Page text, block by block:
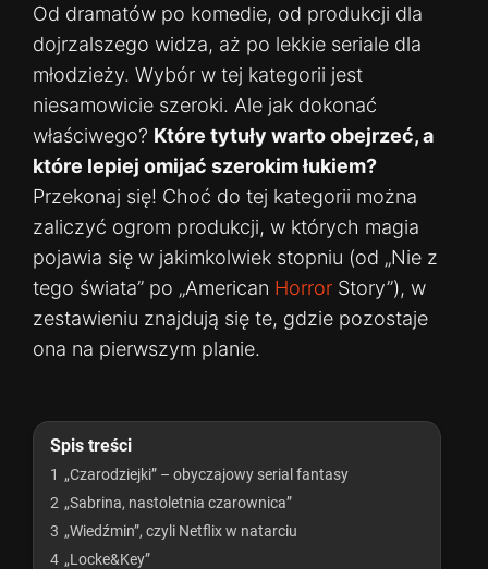
Od dramatów po komedie, od produkcji dla
dojrzalszego widza, aż po lekkie seriale dla
młodzieży. Wybór w tej kategorii jest
niesamowicie szeroki. Ale jak dokonać
właściwego? Które tytuły warto obejrzeć, a
które lepiej omijać szerokim łukiem?
Przekonaj się! Choć do tej kategorii można
zaliczyć ogrom produkcji, w których magia
pojawia się w jakimkolwiek stopniu (od „Nie z
tego świata” po „American Horror Story”), w
zestawieniu znajdują się te, gdzie pozostaje
ona na pierwszym planie.
Spis treści
1 „Czarodziejki” – obyczajowy serial fantasy
2 „Sabrina, nastoletnia czarownica”
3 „Wiedźmin”, czyli Netflix w natarciu
4 „Locke&Key”